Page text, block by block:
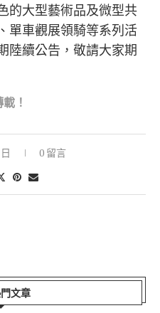
的大型藝術品及微型共
單車觀展領騎等系列活
陸續公告，敬請大家期
！
0 留言
文章